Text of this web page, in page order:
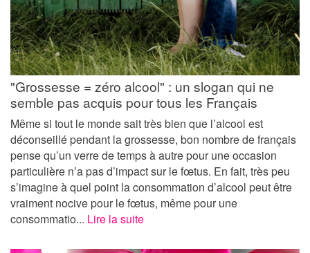
"Grossesse = zéro alcool" : un slogan qui ne
semble pas acquis pour tous les Français
Même si tout le monde sait très bien que l’alcool est
déconseillé pendant la grossesse, bon nombre de français
pense qu’un verre de temps à autre pour une occasion
particulière n’a pas d’impact sur le fœtus. En fait, très peu
s’imagine à quel point la consommation d’alcool peut être
vraiment nocive pour le fœtus, même pour une
consommatio... Lire la suite